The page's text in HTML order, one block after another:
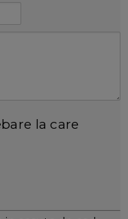
la care